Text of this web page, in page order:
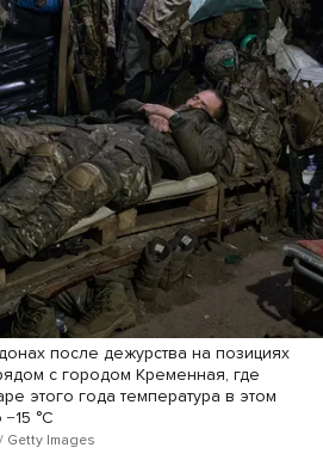
после дежурства на позициях
с городом Кременная, где
этого года температура в этом
°C
Getty Images